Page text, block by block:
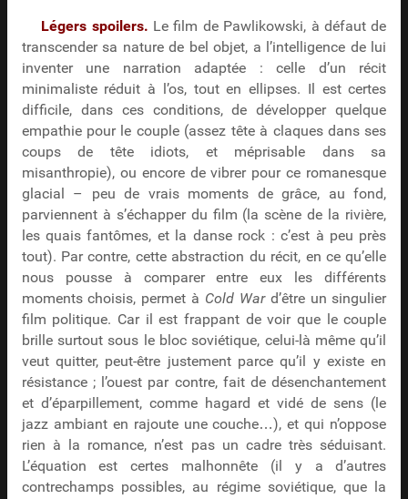
Légers spoilers. Le film de Pawlikowski, à défaut de
transcender sa nature de bel objet, a l’intelligence de lui
inventer une narration adaptée : celle d’un récit
minimaliste réduit à l’os, tout en ellipses. Il est certes
difficile, dans ces conditions, de développer quelque
empathie pour le couple (assez tête à claques dans ses
coups de tête idiots, et méprisable dans sa
misanthropie), ou encore de vibrer pour ce romanesque
glacial – peu de vrais moments de grâce, au fond,
parviennent à s’échapper du film (la scène de la rivière,
les quais fantômes, et la danse rock : c’est à peu près
tout). Par contre, cette abstraction du récit, en ce qu’elle
nous pousse à comparer entre eux les différents
moments choisis, permet à Cold Ward’être un singulier
film politique. Car il est frappant de voir que le couple
brille surtout sous le bloc soviétique, celui-là même qu’il
veut quitter, peut-être justement parce qu’il y existe en
résistance ; l’ouest par contre, fait de désenchantement
et d’éparpillement, comme hagard et vidé de sens (le
jazz ambiant en rajoute une couche…), et qui n’oppose
rien à la romance, n’est pas un cadre très séduisant.
L’équation est certes malhonnête (il y a d’autres
contrechamps possibles, au régime soviétique, que la